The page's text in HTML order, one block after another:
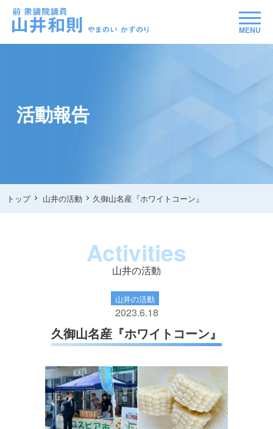
MENU
活動報告
トップ 山井の活動 久御山名産『ホワイトコーン』
Activities
山井の活動
山井の活動
2023.6.18
久御山名産『ホワイトコーン』